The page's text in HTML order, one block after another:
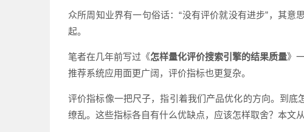
众所周知业界有一句俗话：“没有评价就没有进步”，其
起。
笔者在几年前写过《怎样量化评价搜索引擎的结果质量》
推荐系统应用面更广阔，评价指标也更复杂。
评价指标像一把尺子，指引着我们产品优化的方向。到
缭乱。这些指标各自有什么优缺点，应该怎样取舍？本文